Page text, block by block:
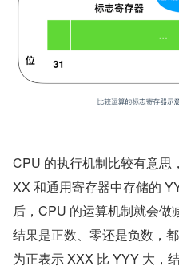
CPU 的执行机制比较有意思
XX 和通用寄存器中存储的
后，CPU 的运算机制就会做
结果是正数、零还是负数，
为正表示 XXX 比 YYY 大，